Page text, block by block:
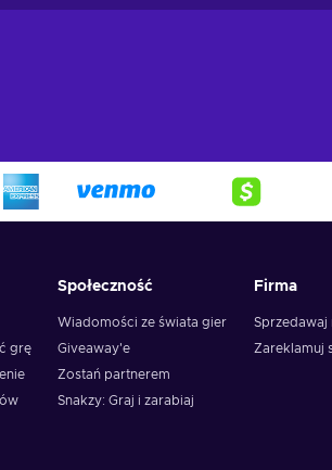
grę
Społeczność
Wiadomości ze świata gier
Giveaway'e
Zostań partnerem
Snakzy: Graj i zarabiaj
Firma
Sprzedawaj
Zareklamuj